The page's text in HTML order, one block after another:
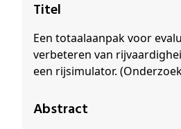
Titel
Een totaalaanpak voor
verbeteren van
een rijsimulator.
Abstract